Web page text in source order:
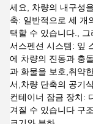
세요, 차량의 내구성
축: 일반적으로 세 개
택할 수 있습니다.,
서스펜션 시스템: 잎
에 차량의 진동과 충
과 화물을 보호,취약
서,차량 단축의 공기
컨테이너 잠금 장치:
겨질 수 있습니다 구